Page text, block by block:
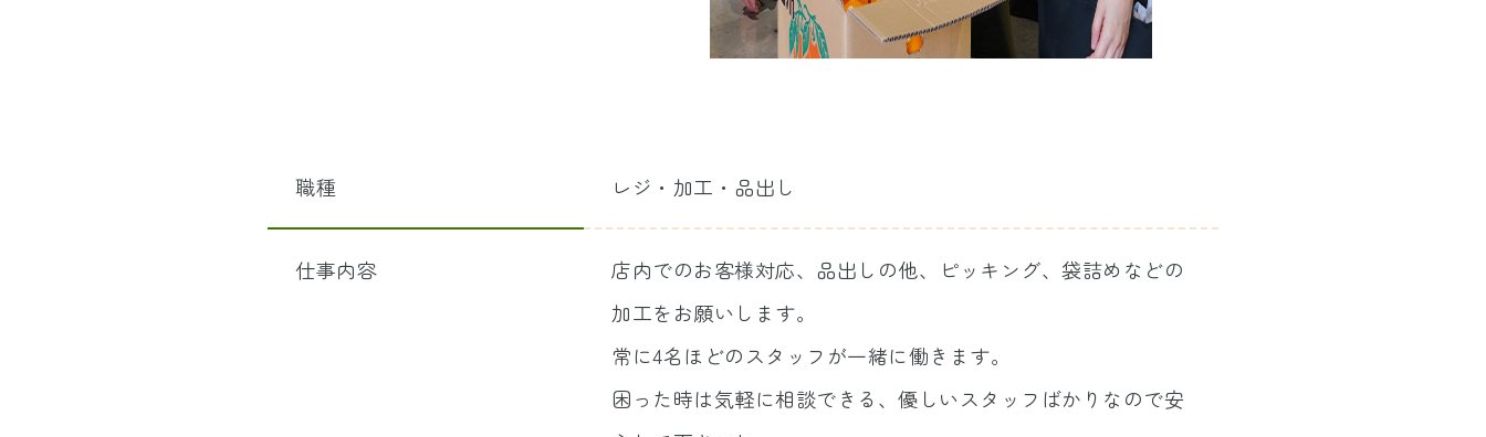
職種 レジ・加工・品出し
仕事内容
店内でのお客様対応、品出しの他、ピッキング、袋詰めなどの
加工をお願いします。
常に4名ほどのスタッフが一緒に働きます。
困った時は気軽に相談できる、優しいスタッフばかりなので安